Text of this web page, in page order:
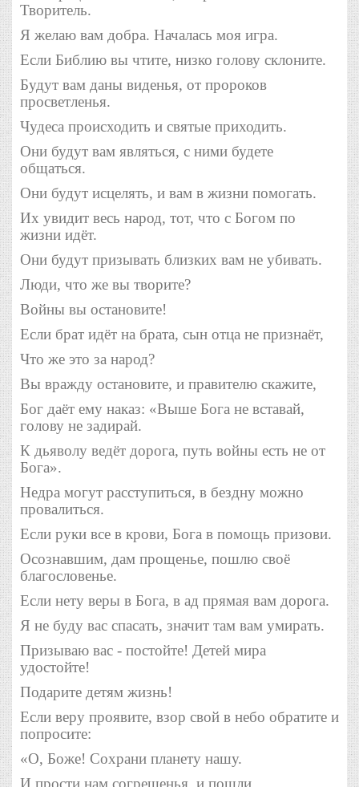
Творитель.
Я желаю вам добра. Началась моя игра.
Если Библию вы чтите, низко голову склоните.
Будут вам даны виденья, от пророков
просветленья.
Чудеса происходить и святые приходить.
Они будут вам являться, с ними будете
общаться.
Они будут исцелять, и вам в жизни помогать.
Их увидит весь народ, тот, что с Богом по
жизни идёт.
Они будут призывать близких вам не убивать.
Люди, что же вы творите?
Войны вы остановите!
Если брат идёт на брата, сын отца не признаёт,
Что же это за народ?
Вы вражду остановите, и правителю скажите,
Бог даёт ему наказ: «Выше Бога не вставай,
голову не задирай.
К дьяволу ведёт дорога, путь войны есть не от
Бога».
Недра могут расступиться, в бездну можно
провалиться.
Если руки все в крови, Бога в помощь призови.
Осознавшим, дам прощенье, пошлю своё
благословенье.
Если нету веры в Бога, в ад прямая вам дорога.
Я не буду вас спасать, значит там вам умирать.
Призываю вас - постойте! Детей мира
удостойте!
Подарите детям жизнь!
Если веру проявите, взор свой в небо обратите и
попросите:
«О, Боже! Сохрани планету нашу.
И прости нам согрешенья, и пошли